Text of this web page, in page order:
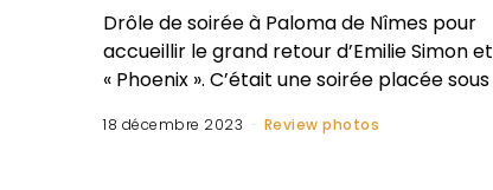
Drôle de soirée à Paloma de Nîmes pour
accueillir le grand retour d’Emilie Simon
« Phoenix ». C’était une soirée placée sous
18 décembre 2023 Review photos